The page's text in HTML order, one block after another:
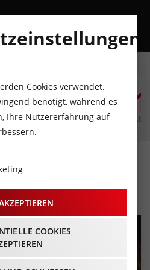
MI DO
13
AUGUST
FR
14
AUGUST
Erl
13:30 Uhr
Cookies verwendet.
benötigt, während es
Ihre Nutzererfahrung auf
COOKIES